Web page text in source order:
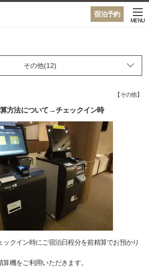
宿泊予約
MENU
【 その他】
方法について→チェックイン時
ックイン時にご宿泊日程分を前精算でお預かり
機をご利用いただきます。